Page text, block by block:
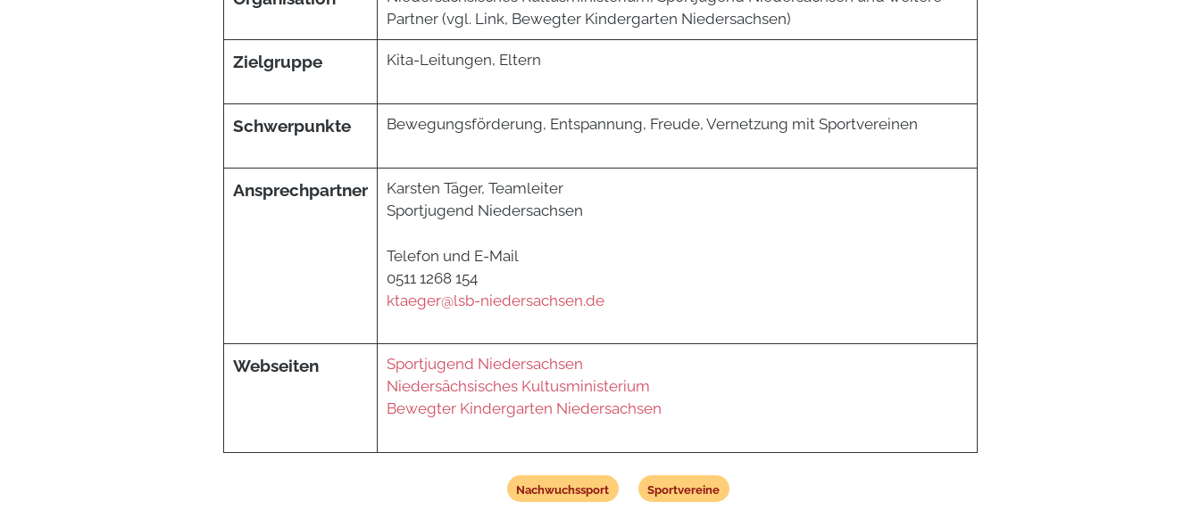
Partner (vgl. Link, Bewegter Kindergarten Niedersachsen)
Zielgruppe Kita-Leitungen, Eltern
Schwerpunkte Bewegungsförderung, Entspannung, Freude, Vernetzung mit Sportvereinen
Ansprechpartner
Karsten Täger, Teamleiter
Sportjugend Niedersachsen
Telefon und E-Mail
0511 1268 154
ktaeger@lsb-niedersachsen.de
Webseiten
Sportjugend Niedersachsen
Niedersächsisches Kultusministerium
Bewegter Kindergarten Niedersachsen
Nachwuchssport Sportvereine